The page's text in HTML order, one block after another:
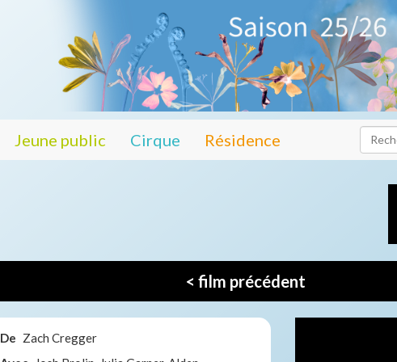
Jeune public Cirque Résidence
< film précédent
De Zach Cregger